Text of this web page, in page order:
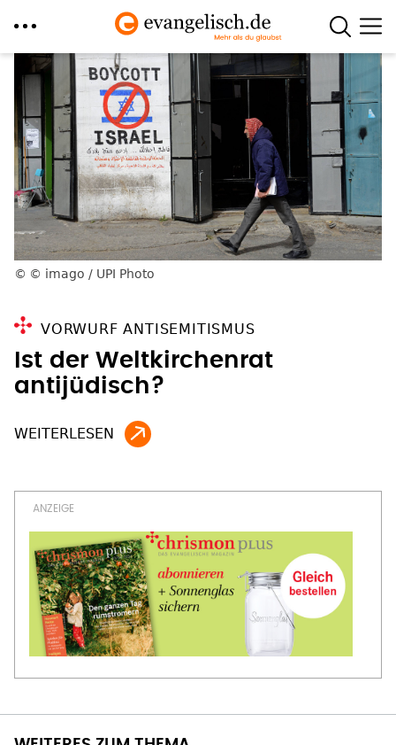
Direkt
zum
Inhalt
© imago / UPI Photo
VORWURF ANTISEMITISMUS
Ist der Weltkirchenrat
antijüdisch?